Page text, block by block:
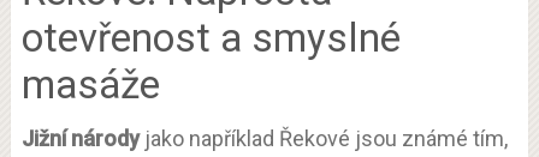
otevřenost a smyslné
masáže
Jižní národyjako například Řekové jsou známé tím,